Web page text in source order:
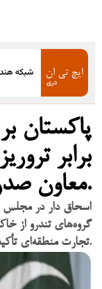
پاکستان
برابر
معاون صدراعظم اسحاق دار گفت.
اسحاق دار در مجلس
گروه‌های تندرو از
تجارت منطقه‌ای تأکید نمود.